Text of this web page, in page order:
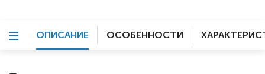
ОПИСАНИЕ ОСОБЕННОСТИ